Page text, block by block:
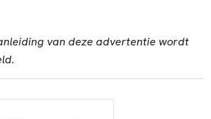
van deze advertentie wordt